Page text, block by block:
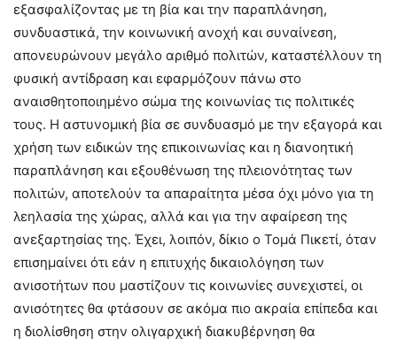
εξασφαλίζοντας με τη βία και την παραπλάνηση,
συνδυαστικά, την κοινωνική ανοχή και συναίνεση,
απονευρώνουν μεγάλο αριθμό πολιτών, καταστέλλουν τη
φυσική αντίδραση και εφαρμόζουν πάνω στο
αναισθητοποιημένο σώμα της κοινωνίας τις πολιτικές
τους. Η αστυνομική βία σε συνδυασμό με την εξαγορά και
χρήση των ειδικών της επικοινωνίας και η διανοητική
παραπλάνηση και εξουθένωση της πλειονότητας των
πολιτών, αποτελούν τα απαραίτητα μέσα όχι μόνο για τη
λεηλασία της χώρας, αλλά και για την αφαίρεση της
ανεξαρτησίας της. Έχει, λοιπόν, δίκιο ο Τομά Πικετί, όταν
επισημαίνει ότι εάν η επιτυχής δικαιολόγηση των
ανισοτήτων που μαστίζουν τις κοινωνίες συνεχιστεί, οι
ανισότητες θα φτάσουν σε ακόμα πιο ακραία επίπεδα και
η διολίσθηση στην ολιγαρχική διακυβέρνηση θα